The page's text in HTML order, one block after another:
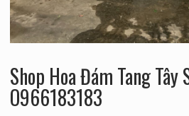
Shop Hoa Đám Tang Tây
O966183183